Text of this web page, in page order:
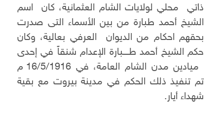
ذاتي محلي لولايات الشام العثمانية، كان اسم
الشيخ أحمد طبارة من بين الأسماء التى صدرت
بحقهم احكام من الديوان العرفي بعالية، وكان
حكم الشيخ أحمد طــــبارة الإعدام شنقاً في إحدى
ميادين مدن الشام العامة،
في 16/5/1916 م
تم تنفيذ ذلك الحكم في مدينة بيروت مع بقية
شهداء أيار.